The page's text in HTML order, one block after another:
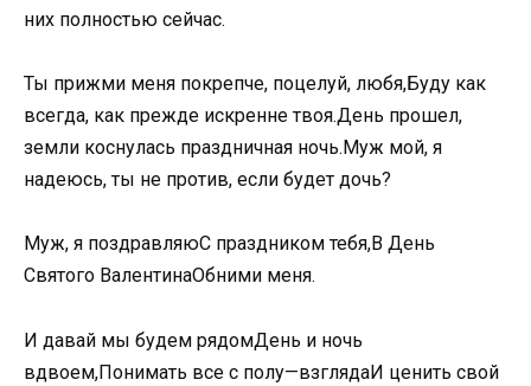
них полностью сейчас.
Ты прижми меня покрепче, поцелуй, любя,Буду как
всегда, как прежде искренне твоя.День прошел,
земли коснулась праздничная ночь.Муж мой, я
надеюсь, ты не против, если будет дочь?
Муж, я поздравляюС праздником тебя,В День
Святого ВалентинаОбними меня.
И давай мы будем рядомДень и ночь
вдвоем,Понимать все с полу—взглядаИ ценить свой